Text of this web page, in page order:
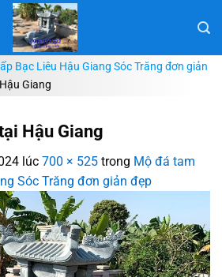
Bạc Liêu Hậu Giang Sóc Trăng đơn giản
Giang
Hậu Giang
lúc 700 × 525 trong Mộ đá tam
Sóc Trăng đơn giản đẹp